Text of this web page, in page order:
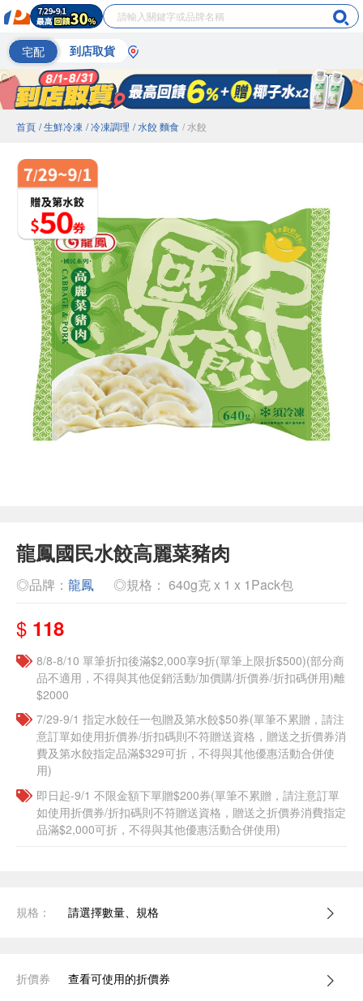
宅配 到店取貨
首頁 / 生鮮冷凍 / 冷凍調理 / 水餃 麵食 / 水餃
龍鳳國民水餃高麗菜豬肉
◎品牌： 龍鳳 ◎規格： 640g克 x 1 x 1Pack包
$ 118
8/8-8/10 單筆折扣後滿$2,000享9折(單筆上限折$500)(部分商
品不適用，不得與其他促銷活動/加價購/折價券/折扣碼併用)離
$2000
7/29-9/1 指定水餃任一包贈及第水餃$50券(單筆不累贈，請注
意訂單如使用折價券/折扣碼則不符贈送資格，贈送之折價券消
費及第水餃指定品滿$329可折，不得與其他優惠活動合併使
用)
即日起-9/1 不限金額下單贈$200券(單筆不累贈，請注意訂單
如使用折價券/折扣碼則不符贈送資格，贈送之折價券消費指定
品滿$2,000可折，不得與其他優惠活動合併使用)
規格： 請選擇數量、規格
折價券 查看可使用的折價券